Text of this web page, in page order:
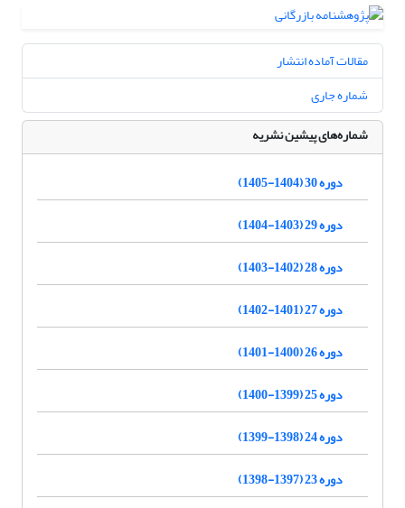
مقالات آماده انتشار
شماره جاری
شماره‌های پیشین نشریه
دوره 30 (1404-1405)
دوره 29 (1403-1404)
دوره 28 (1402-1403)
دوره 27 (1401-1402)
دوره 26 (1400-1401)
دوره 25 (1399-1400)
دوره 24 (1398-1399)
دوره 23 (1397-1398)